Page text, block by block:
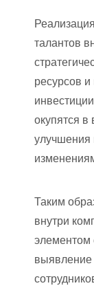
талантов
ресурсов
окупятся
улучшения
Таким
внутри
элементом
выявление